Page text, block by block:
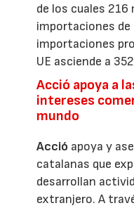
de los cuales 216
importaciones de
importaciones
UE asciende a
Acció apoya a
intereses
mundo
Acció apoya y
catalanas que
desarrollan
extranjero. A